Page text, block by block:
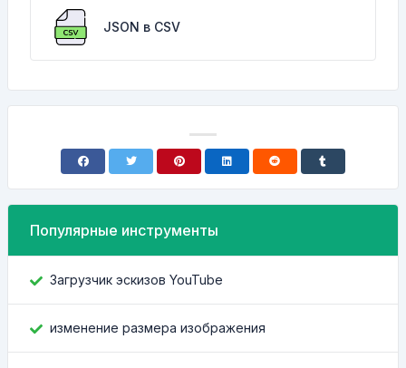
JSON в CSV
Популярные инструменты
Загрузчик эскизов YouTube
изменение размера изображения